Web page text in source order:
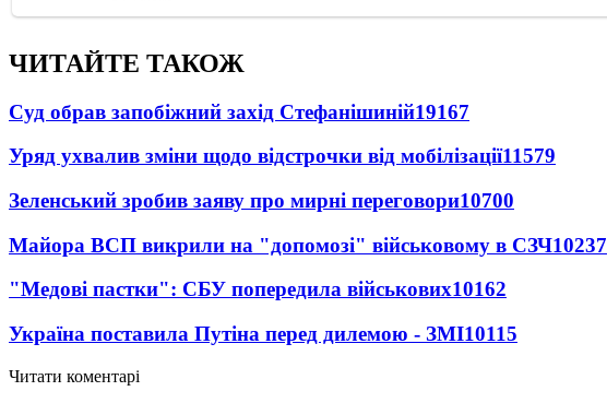
ЧИТАЙТЕ ТАКОЖ
Суд обрав запобіжний захід Стефанішиній19167
Уряд ухвалив зміни щодо відстрочки від мобілізації11579
Зеленський зробив заяву про мирні переговори10700
Майора ВСП викрили на "допомозі" військовому в СЗЧ10237
"Медові пастки": СБУ попередила військових10162
Україна поставила Путіна перед дилемою - ЗМІ10115
Читати коментарі